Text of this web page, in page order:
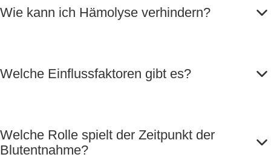
Wie kann ich Hämolyse verhindern?
Welche Einflussfaktoren gibt es?
Welche Rolle spielt der Zeitpunkt der
Blutentnahme?